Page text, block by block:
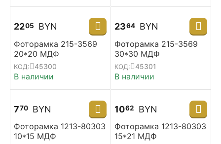
2205 BYN
Фоторамка 215-3569
20*20 МДФ
КОД: 45300
В наличии
2364 BYN
Фоторамка 215-3569
30*30 МДФ
КОД: 45301
В наличии
770 BYN
Фоторамка 1213-80303
10*15 МДФ
1062 BYN
Фоторамка 1213-80303
15*21 МДФ